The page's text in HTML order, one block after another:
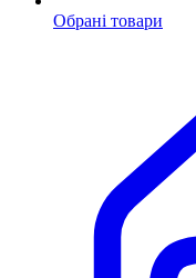
Обрані товари